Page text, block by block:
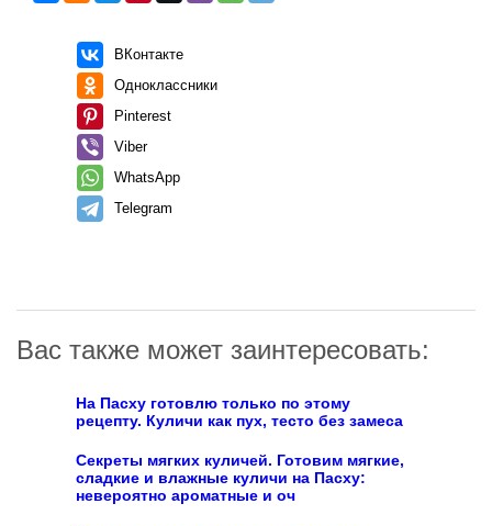
ВКонтакте
Одноклассники
Pinterest
Viber
WhatsApp
Telegram
Вас также может заинтересовать:
На Пасху готовлю только по этому
рецепту. Куличи как пух, тесто без замеса
Секреты мягких куличей. Готовим мягкие,
сладкие и влажные куличи на Пасху:
невероятно ароматные и оч